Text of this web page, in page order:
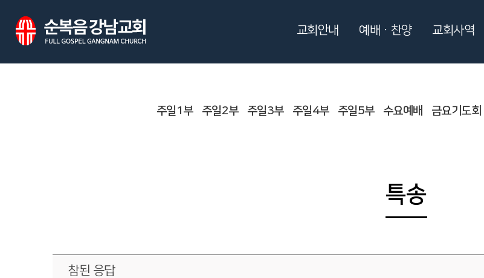
주일1부 주일2부 주일3부 주일4부 주일5부 수요예배 금요기도회
특송
참된 응답
교회안내 예배ㆍ찬양 교회사역